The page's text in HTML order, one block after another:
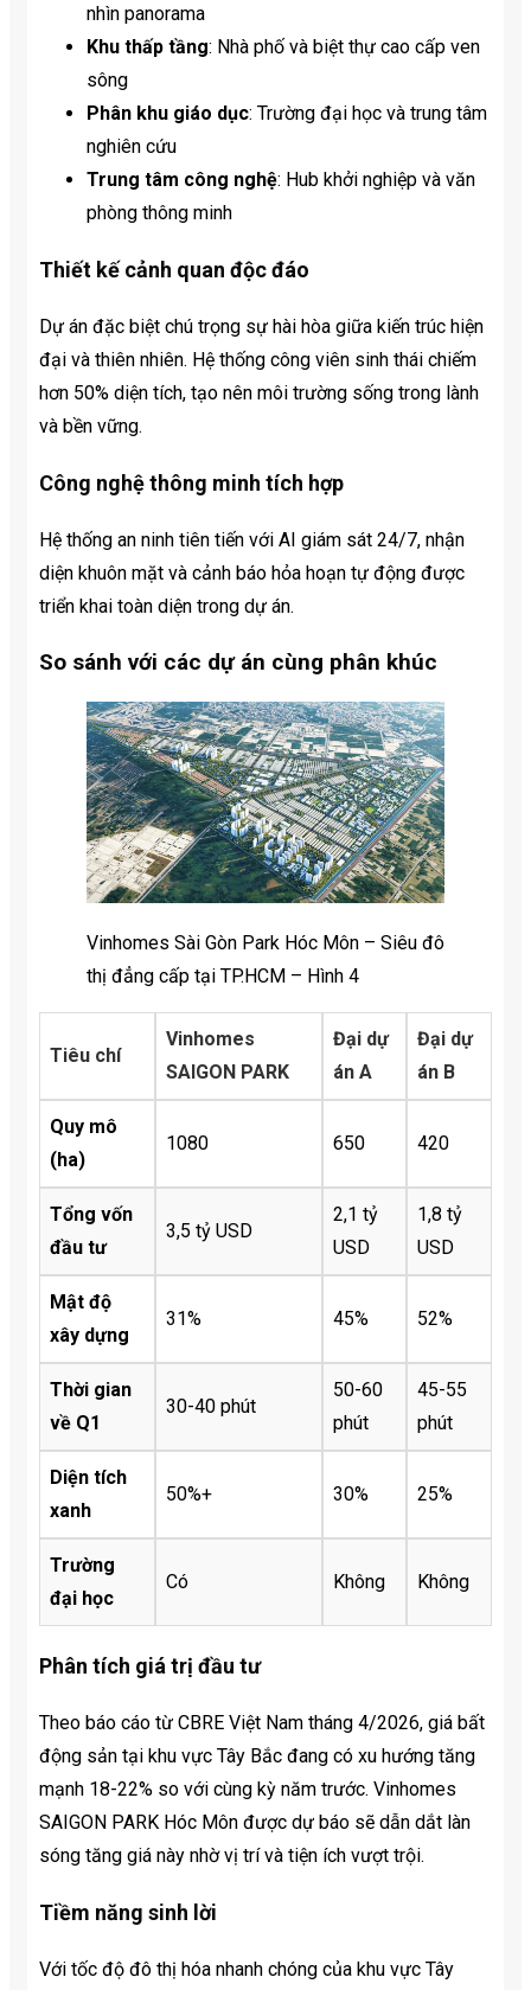
nhìn panorama
Khu thấp tầng: Nhà phố và biệt thự cao cấp ven
sông
Phân khu giáo dục: Trường đại học và trung tâm
nghiên cứu
Trung tâm công nghệ: Hub khởi nghiệp và văn
phòng thông minh
Thiết kế cảnh quan độc đáo
Dự án đặc biệt chú trọng sự hài hòa giữa kiến trúc hiện
đại và thiên nhiên. Hệ thống công viên sinh thái chiếm
hơn 50% diện tích, tạo nên môi trường sống trong lành
và bền vững.
Công nghệ thông minh tích hợp
Hệ thống an ninh tiên tiến với AI giám sát 24/7, nhận
diện khuôn mặt và cảnh báo hỏa hoạn tự động được
triển khai toàn diện trong dự án.
So sánh với các dự án cùng phân khúc
Vinhomes Sài Gòn Park Hóc Môn – Siêu đô
thị đẳng cấp tại TP.HCM – Hình 4
Tiêu chí
Vinhomes
SAIGON PARK
Đại dự
án A
Đại dự
án B
Quy mô
(ha)
1080 650 420
Tổng vốn
đầu tư
3,5 tỷ USD
2,1 tỷ
USD
1,8 tỷ
USD
Mật độ
xây dựng
31% 45% 52%
Thời gian
về Q1
30-40 phút
50-60
phút
45-55
phút
Diện tích
xanh
50%+ 30% 25%
Trường
đại học
Có Không Không
Phân tích giá trị đầu tư
Theo báo cáo từ CBRE Việt Nam tháng 4/2026, giá bất
động sản tại khu vực Tây Bắc đang có xu hướng tăng
mạnh 18-22% so với cùng kỳ năm trước. Vinhomes
SAIGON PARK Hóc Môn được dự báo sẽ dẫn dắt làn
sóng tăng giá này nhờ vị trí và tiện ích vượt trội.
Tiềm năng sinh lời
Với tốc độ đô thị hóa nhanh chóng của khu vực Tây